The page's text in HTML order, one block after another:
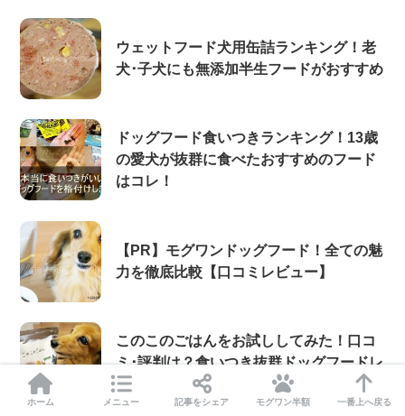
ウェットフード犬用缶詰ランキング！老
犬･子犬にも無添加半生フードがおすすめ
ドッグフード食いつきランキング！13歳
の愛犬が抜群に食べたおすすめのフード
はコレ！
【PR】モグワンドッグフード！全ての魅
力を徹底比較【口コミレビュー】
このこのごはんをお試ししてみた！口コ
ミ･評判は？食いつき抜群ドッグフードレ
ビュー
ホーム メニュー 記事をシェア モグワン半額 一番上へ戻る